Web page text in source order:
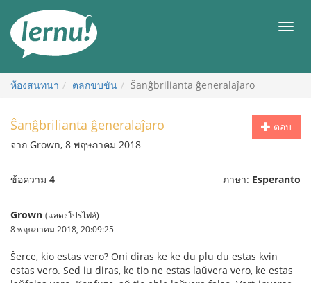
สารบัญ
เมนู
ห้องสนทนา ตลกขบขัน Ŝanĝbrilianta ĝeneralaĵaro
ตอบ
Ŝanĝbrilianta ĝeneralaĵaro
จาก Grown, 8 พฤษภาคม 2018
ข้อความ 4 ภาษา: Esperanto
Grown (แสดงโปรไฟล์)
8 พฤษภาคม 2018, 20:09:25
Ŝerce, kio estas vero? Oni diras ke ke du plu du estas kvin
estas vero. Sed iu diras, ke tio ne estas laŭvera vero, ke estas